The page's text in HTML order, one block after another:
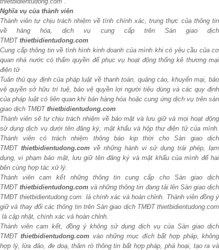
Nghĩa vụ của thành viên
Thành viên tự chịu trách nhiệm về tính chính xác, trung thực của thông tin
về hàng hóa, dịch vụ cung cấp trên Sàn giao dịch
TMĐT thietbidientudong.com
Cung cấp thông tin về tình hình kinh doanh của mình khi có yêu cầu của cơ
quan nhà nước có thẩm quyền để phục vụ hoạt động thống kê thương mại
điện tử
Tuân thủ quy định của pháp luật về thanh toán, quảng cáo, khuyến mại, bảo
vệ quyền sở hữu trí tuệ, bảo vệ quyền lợi người tiêu dùng và các quy định
của pháp luật có liên quan khi bán hàng hóa hoặc cung ứng dịch vụ trên sàn
giao dịch TMĐT thietbidientudong.com
Thành viên sẽ tự chịu trách nhiệm về bảo mật và lưu giữ và mọi hoạt động
sử dụng dịch vụ dưới tên đăng ký, mật khẩu và hộp thư điện tử của mình.
Thành viên có trách nhiệm thông báo kịp thời cho Sàn giao dịch
TMĐT thietbidientudong.com về những hành vi sử dụng trái phép, lạm
dụng, vi phạm bảo mật, lưu giữ tên đăng ký và mật khẩu của mình để hai
bên cùng hợp tác xử lý.
Thành viên cam kết những thông tin cung cấp cho Sàn giao dịch
TMĐTthietbidientudong.comvà những thông tin đang tải lên Sàn giao dịch
TMĐT thietbidientudong.com là chính xác và hoàn chỉnh. Thành viên đồng ý
giữ và thay đổi các thông tin trên Sàn giao dịch TMĐT thietbidientudong.com
là cập nhật, chính xác và hoàn chỉnh.
Thành viên cam kết, đồng ý không sử dụng dịch vụ của Sàn giao dịch
TMĐTthietbidientudong.com vào những mục đích bất hợp pháp, không
hợp lý, lừa đảo, đe doạ, thăm rò thông tin bất hợp pháp, phá hoại, tạo ra và